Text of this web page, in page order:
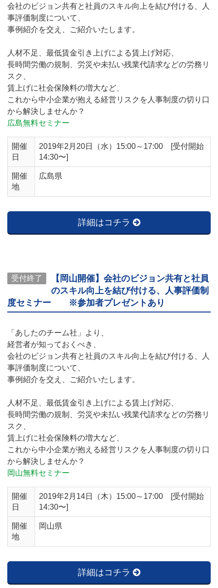
会社のビジョン共有と社員のスキル向上を結び付ける、人
事評価制度について、
事例紹介を交え、ご紹介いたします。
人材不足、最低賃金引き上げによる賃上げ対応、
長時間労働の規制、労災や未払い残業代請求などの労務リ
スク、
賃上げに社会保険料の増大など、
これから中小企業が抱える経営リスクを人事制度の切り口
から解決しませんか？
広島無料セミナー
開催
日
2019年2月20日（水）15:00～17:00 [受付開始
14:30〜]
開催
地
広島県
詳細はコチラ
受付終了
【岡山開催】会社のビジョン共有と社員
のスキル向上を結び付ける、人事評価制
度セミナー ※参加者プレゼントあり
「あしたのチーム社」より、
経営者が知っておくべき、
会社のビジョン共有と社員のスキル向上を結び付ける、人
事評価制度について、
事例紹介を交え、ご紹介いたします。
人材不足、最低賃金引き上げによる賃上げ対応、
長時間労働の規制、労災や未払い残業代請求などの労務リ
スク、
賃上げに社会保険料の増大など、
これから中小企業が抱える経営リスクを人事制度の切り口
から解決しませんか？
岡山無料セミナー
開催
日
2019年2月14日（木）15:00～17:00 [受付開始
14:30〜]
開催
地
岡山県
詳細はコチラ